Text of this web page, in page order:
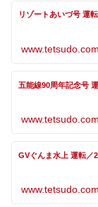
リゾートあいづ号 運
www.tetsudo.com
五能線90周年記念号
www.tetsudo.com
GVぐんま水上 運転／
www.tetsudo.com